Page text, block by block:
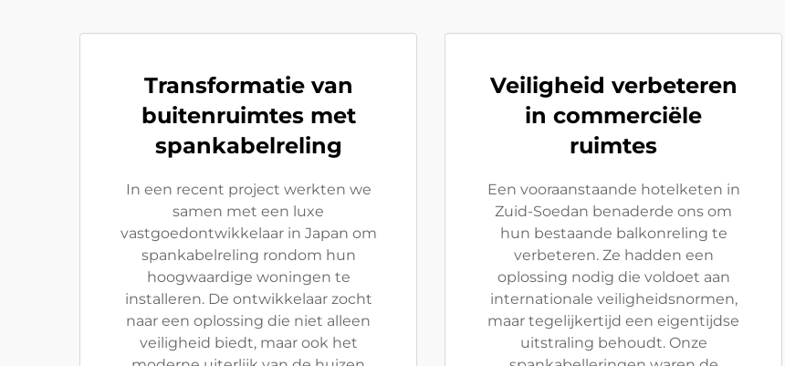
Transformatie van
buitenruimtes met
spankabelreling
In een recent project werkten we
samen met een luxe
vastgoedontwikkelaar in Japan om
spankabelreling rondom hun
hoogwaardige woningen te
installeren. De ontwikkelaar zocht
naar een oplossing die niet alleen
veiligheid biedt, maar ook het
Veiligheid verbeteren
in commerciële
ruimtes
Een vooraanstaande hotelketen in
Zuid-Soedan benaderde ons om
hun bestaande balkonreling te
verbeteren. Ze hadden een
oplossing nodig die voldoet aan
internationale veiligheidsnormen,
maar tegelijkertijd een eigentijdse
uitstraling behoudt. Onze